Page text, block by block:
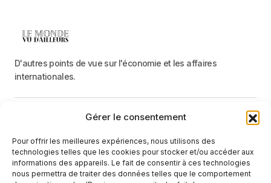
Gérer le consentement
Pour offrir les meilleures expériences, nous utilisons des
technologies telles que les cookies pour stocker et/ou accéder aux
informations des appareils. Le fait de consentir à ces technologies
nous permettra de traiter des données telles que le comportement
D'autres points de vue sur l'économie et les affaires
internationales.
Catégories